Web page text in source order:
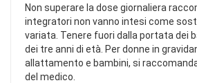
Non superare la dose giornaliera
integratori non vanno intesi come
variata. Tenere fuori dalla portata dei
dei tre anni di età. Per donne in
allattamento e bambini, si
del medico.